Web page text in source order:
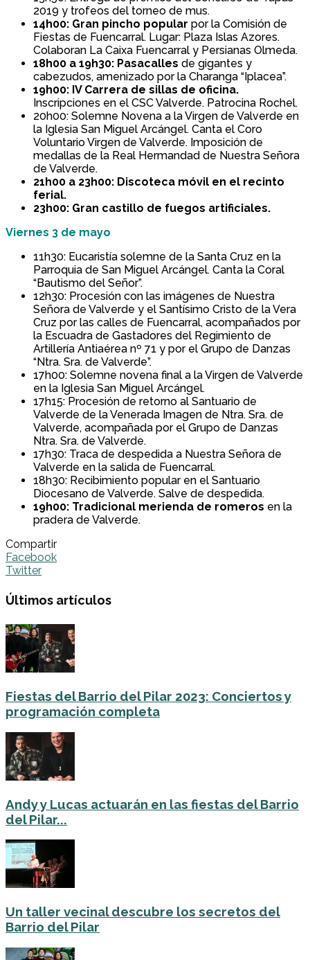
2019 y trofeos del torneo de mus.
14h00: Gran pincho popular por la Comisión de
Fiestas de Fuencarral. Lugar: Plaza Islas Azores.
Colaboran La Caixa Fuencarral y Persianas Olmeda.
18h00 a 19h30: Pasacalles de gigantes y
cabezudos, amenizado por la Charanga “Iplacea”.
19h00: IV Carrera de sillas de oficina.
Inscripciones en el CSC Valverde. Patrocina Rochel.
20h00: Solemne Novena a la Virgen de Valverde en
la Iglesia San Miguel Arcángel. Canta el Coro
Voluntario Virgen de Valverde. Imposición de
medallas de la Real Hermandad de Nuestra Señora
de Valverde.
21h00 a 23h00: Discoteca móvil en el recinto
ferial.
23h00: Gran castillo de fuegos artificiales.
Viernes 3 de mayo
11h30: Eucaristía solemne de la Santa Cruz en la
Parroquia de San Miguel Arcángel. Canta la Coral
“Bautismo del Señor”.
12h30: Procesión con las imágenes de Nuestra
Señora de Valverde y el Santísimo Cristo de la Vera
Cruz por las calles de Fuencarral, acompañados por
la Escuadra de Gastadores del Regimiento de
Artillería Antiaérea nº 71 y por el Grupo de Danzas
“Ntra. Sra. de Valverde”.
17h00: Solemne novena final a la Virgen de Valverde
en la Iglesia San Miguel Arcángel.
17h15: Procesión de retorno al Santuario de
Valverde de la Venerada Imagen de Ntra. Sra. de
Valverde, acompañada por el Grupo de Danzas
Ntra. Sra. de Valverde.
17h30: Traca de despedida a Nuestra Señora de
Valverde en la salida de Fuencarral.
18h30: Recibimiento popular en el Santuario
Diocesano de Valverde. Salve de despedida.
19h00: Tradicional merienda de romeros en la
pradera de Valverde.
Compartir
Facebook
Twitter
Últimos artículos
Fiestas del Barrio del Pilar 2023: Conciertos y
programación completa
Andy y Lucas actuarán en las fiestas del Barrio
del Pilar...
Un taller vecinal descubre los secretos del
Barrio del Pilar